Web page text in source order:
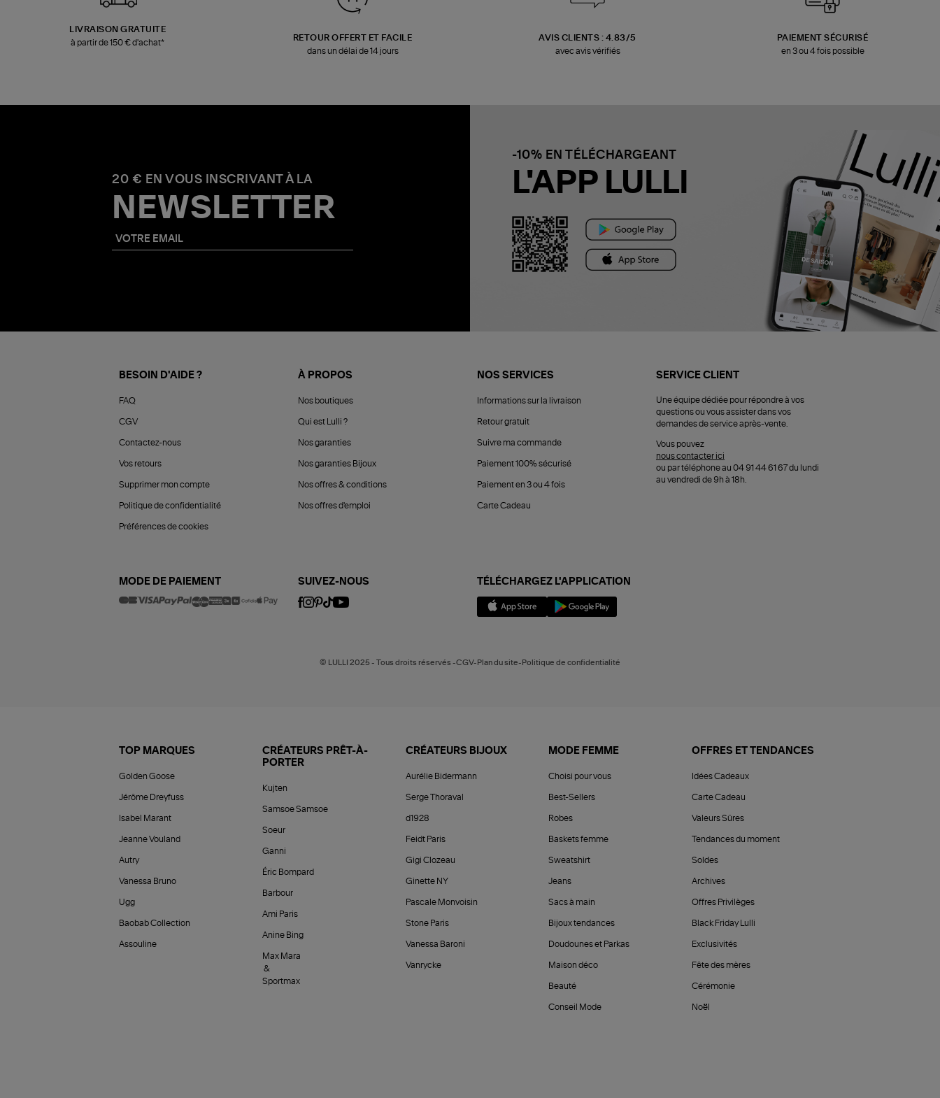
LIVRAISON GRATUITE
à partir de 150 € d'achat*
RETOUR OFFERT ET FACILE
dans un délai de 14 jours
AVIS CLIENTS : 4.83/5
avec avis vérifiés
PAIEMENT SÉCURISÉ
en 3 ou 4 fois possible
20 € EN VOUS INSCRIVANT À LA
NEWSLETTER
-10% EN TÉLÉCHARGEANT
L'APP LULLI
BESOIN D'AIDE ?
FAQ
CGV
Contactez-nous
Vos retours
Supprimer mon compte
Politique de confidentialité
Préférences de cookies
À PROPOS
Nos boutiques
Qui est Lulli ?
Nos garanties
Nos garanties Bijoux
Nos offres & conditions
Nos offres d'emploi
NOS SERVICES
Informations sur la livraison
Retour gratuit
Suivre ma commande
Paiement 100% sécurisé
Paiement en 3 ou 4 fois
Carte Cadeau
SERVICE CLIENT
Une équipe dédiée pour répondre à vos
questions ou vous assister dans vos
demandes de service après-vente.
Vous pouvez
nous contacter ici
ou par téléphone au 04 91 44 61 67 du lundi
au vendredi de 9h à 18h.
MODE DE PAIEMENT SUIVEZ-NOUS TÉLÉCHARGEZ L'APPLICATION
© LULLI 2025 - Tous droits réservés -CGV-Plan du site-Politique de confidentialité
TOP MARQUES
Golden Goose
Jérôme Dreyfuss
Isabel Marant
Jeanne Vouland
Autry
Vanessa Bruno
Ugg
Baobab Collection
Assouline
CRÉATEURS PRÊT-À-
PORTER
Kujten
Samsoe Samsoe
Soeur
Ganni
Éric Bompard
Barbour
Ami Paris
Anine Bing
Max Mara
&
Sportmax
CRÉATEURS BIJOUX
Aurélie Bidermann
Serge Thoraval
d1928
Feidt Paris
Gigi Clozeau
Ginette NY
Pascale Monvoisin
Stone Paris
Vanessa Baroni
Vanrycke
MODE FEMME
Choisi pour vous
Best-Sellers
Robes
Baskets femme
Sweatshirt
Jeans
Sacs à main
Bijoux tendances
Doudounes et Parkas
Maison déco
Beauté
Conseil Mode
OFFRES ET TENDANCES
Idées Cadeaux
Carte Cadeau
Valeurs Sûres
Tendances du moment
Soldes
Archives
Offres Privilèges
Black Friday Lulli
Exclusivités
Fête des mères
Cérémonie
Noël